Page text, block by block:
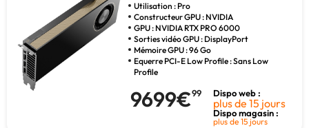
Utilisation : Pro
Constructeur GPU : NVIDIA
GPU : NVIDIA RTX PRO 6000
Sorties vidéo GPU : DisplayPort
Mémoire GPU : 96 Go
Equerre PCI-E Low Profile : Sans Low
Profile
9699€99 Dispo web :
plus de 15 jours
Dispo magasin :
plus de 15 jours